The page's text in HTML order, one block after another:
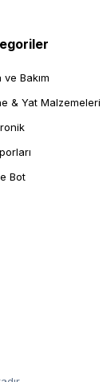
ve Bakım
& Yat Malzemeleri
Bot